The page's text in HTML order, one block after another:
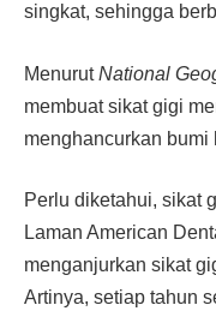
singkat, sehingga
MenurutNational
membuat sikat gigi
menghancurkan bumi
Perlu diketahui, sikat
Laman American
menganjurkan sikat
Artinya, setiap tahun